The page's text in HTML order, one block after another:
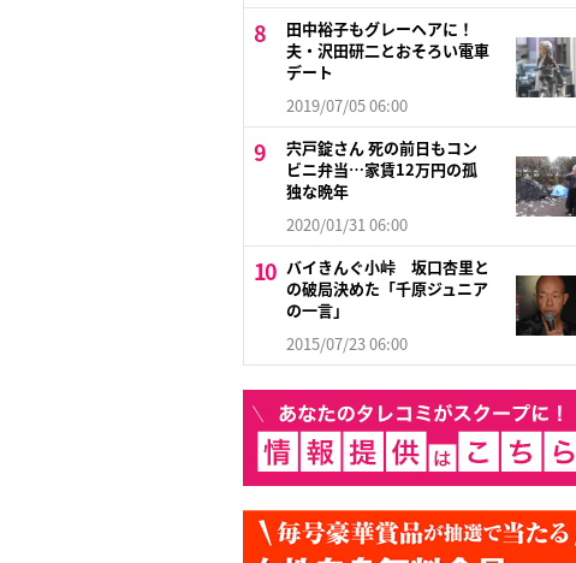
田中裕子もグレーヘアに！
夫・沢田研二とおそろい電車
デート
2019/07/05 06:00
宍戸錠さん 死の前日もコン
ビニ弁当…家賃12万円の孤
独な晩年
2020/01/31 06:00
バイきんぐ小峠 坂口杏里と
の破局決めた「千原ジュニア
の一言」
2015/07/23 06:00